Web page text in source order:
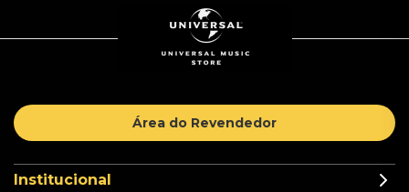
Área do Revendedor
Institucional